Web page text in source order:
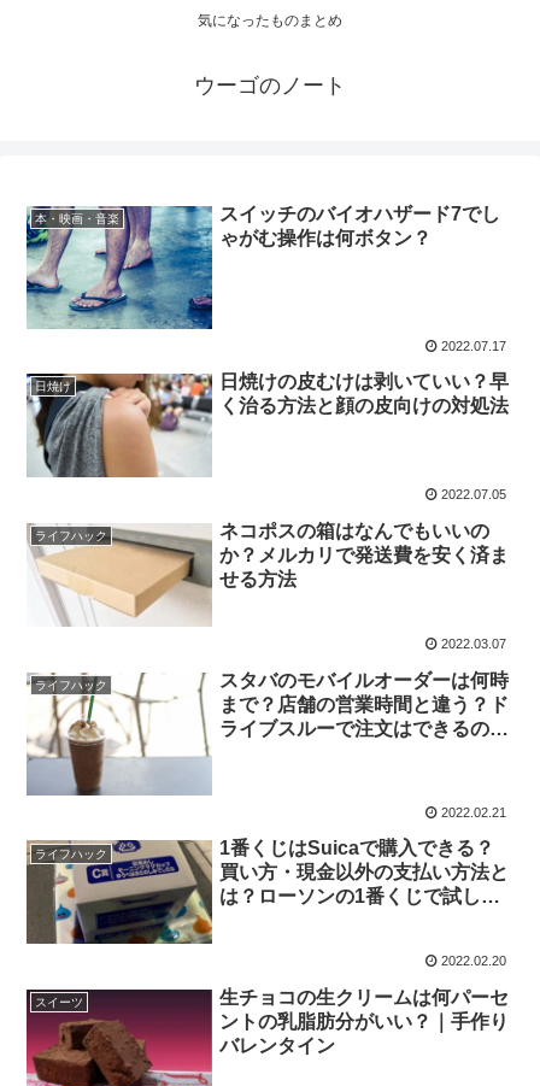
気になったものまとめ
ウーゴのノート
本・映画・音楽
スイッチのバイオハザード7でし
ゃがむ操作は何ボタン？
2022.07.17
日焼け
日焼けの皮むけは剥いていい？早
く治る方法と顔の皮向けの対処法
2022.07.05
ライフハック
ネコポスの箱はなんでもいいの
か？メルカリで発送費を安く済ま
せる方法
2022.03.07
ライフハック
スタバのモバイルオーダーは何時
まで？店舗の営業時間と違う？ド
ライブスルーで注文はできるの
2022.02.21
ライフハック
1番くじはSuicaで購入できる？
買い方・現金以外の支払い方法と
は？ローソンの1番くじで試して
2022.02.20
スイーツ
生チョコの生クリームは何パーセ
ントの乳脂肪分がいい？｜手作り
バレンタイン